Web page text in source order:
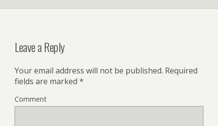
Leave a Reply
Your email address will not be published. Required
fields are marked *
Comment